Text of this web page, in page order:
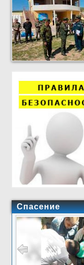
Спасение